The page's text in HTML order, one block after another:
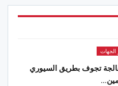
الجهات
تجوف بطريق السيوري